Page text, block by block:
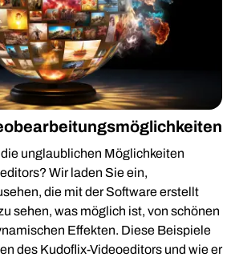
unglaublichen Möglichkeiten
Wir laden Sie ein,
die mit der Software erstellt
sehen, was möglich ist, von schönen
Effekten. Diese Beispiele
des Kudoflix-Videoeditors und wie er